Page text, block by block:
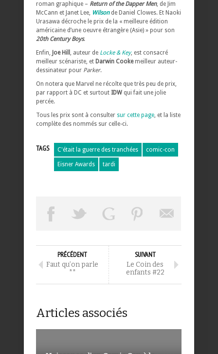
roman graphique – Return of the Dapper Men, de Jim
McCann et Janet Lee, Wilsonde Daniel Clowes. Et Naoki
Urasawa décroche le prix de la « meilleure édition
américaine d’une oeuvre étrangère (Asie) » pour son
20th Century Boys.
Enfin, Joe Hill , auteur de Locke & Key, est consacré
meilleur scénariste, et Darwin Cookemeilleur auteur-
dessinateur pour Parker.
On notera que Marvel ne récolte que très peu de prix,
par rapport à DC et surtout IDW qui fait une jolie
percée.
Tous les prix sont à consulter sur cette page, et la liste
complète des nommés sur celle-ci.
TAGS C'était la guerre des tranchées comic-con
Eisner Awards tardi
PRÉCÉDENT
Faut qu’on parle
**
SUIVANT
Le Coin des
enfants #22
Articles associés